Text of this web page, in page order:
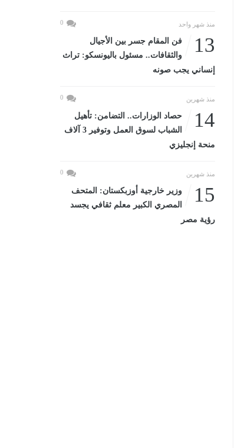
منذ شهر واحد 0
13
فن المقام جسر بين الأجيال
والثقافات.. مسئول باليونسكو: تراث
إنساني يجب صونه
منذ شهرين 0
14
حصاد الوزارات.. التضامن: تأهيل
الشباب لسوق العمل وتوفير 3 آلاف
منحة إنجليزي
منذ شهرين 0
15
وزير خارجية أوزبكستان: المتحف
المصري الكبير معلم ثقافي يجسد
رؤية مصر